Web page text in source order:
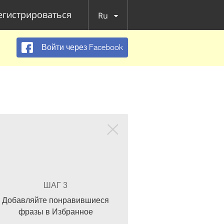
Ru
Войти через Facebook
ШАГ 3
Добавляйте понравившиеся
фразы в Избранное